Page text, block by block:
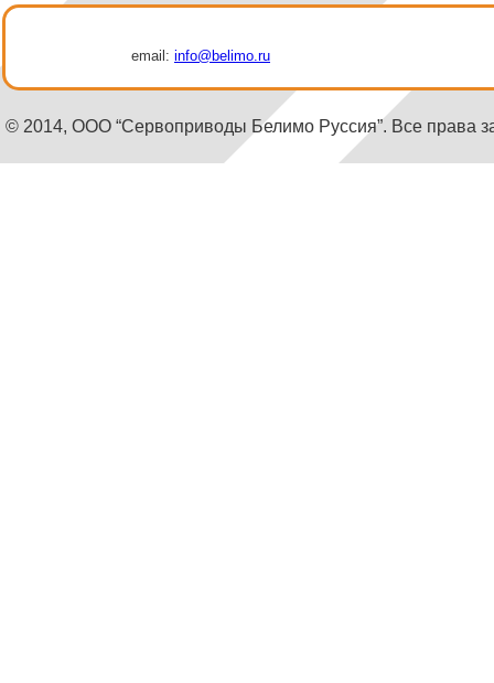
email: info@belimo.ru
© 2014, ООО “Сервоприводы Белимо Руссия”. Все права